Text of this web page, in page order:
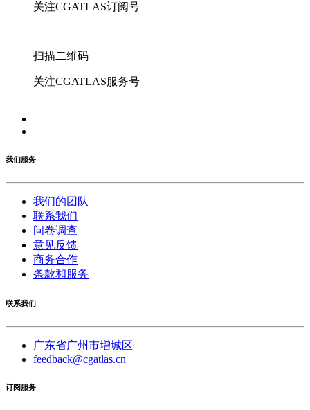
关注CGATLAS订阅号
扫描二维码
关注CGATLAS服务号
我们服务
我们的团队
联系我们
问卷调查
意见反馈
商务合作
条款和服务
联系我们
广东省广州市增城区
feedback@cgatlas.cn
订阅服务